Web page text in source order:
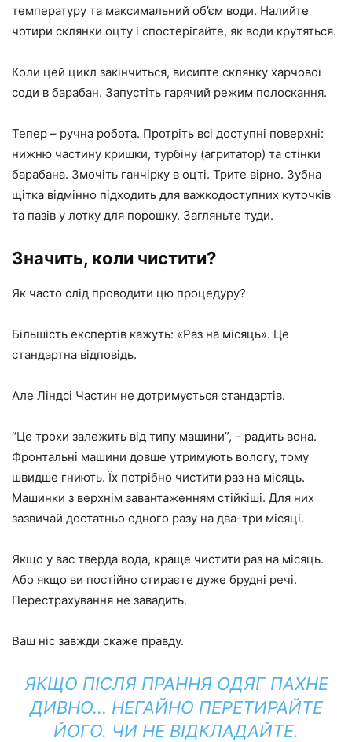
температуру та максимальний об’єм води. Налийте
чотири склянки оцту і спостерігайте, як води крутяться.
Коли цей цикл закінчиться, висипте склянку харчової
соди в барабан. Запустіть гарячий режим полоскання.
Тепер – ручна робота. Протріть всі доступні поверхні:
нижню частину кришки, турбіну (агритатор) та стінки
барабана. Змочіть ганчірку в оцті. Трите вірно. Зубна
щітка відмінно підходить для важкодоступних куточків
та пазів у лотку для порошку. Загляньте туди.
Значить, коли чистити?
Як часто слід проводити цю процедуру?
Більшість експертів кажуть: «Раз на місяць». Це
стандартна відповідь.
Але Ліндсі Частин не дотримується стандартів.
“Це трохи залежить від типу машини”, – радить вона.
Фронтальні машини довше утримують вологу, тому
швидше гниють. Їх потрібно чистити раз на місяць.
Машинки з верхнім завантаженням стійкіші. Для них
зазвичай достатньо одного разу на два-три місяці.
Якщо у вас тверда вода, краще чистити раз на місяць.
Або якщо ви постійно стираєте дуже брудні речі.
Перестрахування не завадить.
Ваш ніс завжди скаже правду.
ЯКЩО ПІСЛЯ ПРАННЯ ОДЯГ ПАХНЕ
ДИВНО… НЕГАЙНО ПЕРЕТИРАЙТЕ
ЙОГО. ЧИ НЕ ВІДКЛАДАЙТЕ.